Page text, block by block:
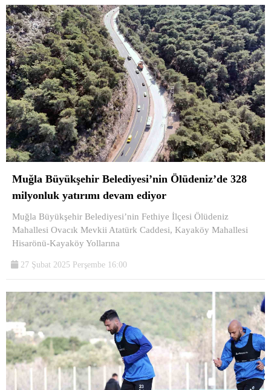
Muğla Büyükşehir Belediyesi’nin Ölüdeniz’de 328
milyonluk yatırımı devam ediyor
Muğla Büyükşehir Belediyesi’nin Fethiye İlçesi Ölüdeniz
Mahallesi Ovacık Mevkii Atatürk Caddesi, Kayaköy Mahallesi
Hisarönü-Kayaköy Yollarına
27 Şubat 2025 Perşembe 16:00